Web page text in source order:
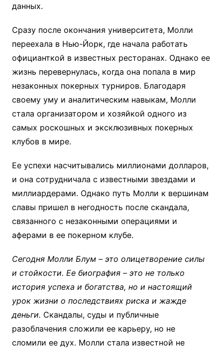
данных.
Сразу после окончания университета, Молли
переехала в Нью-Йорк, где начала работать
официанткой в известных ресторанах. Однако ее
жизнь перевернулась, когда она попала в мир
незаконных покерных турниров. Благодаря
своему уму и аналитическим навыкам, Молли
стала организатором и хозяйкой одного из
самых роскошных и эксклюзивных покерных
клубов в мире.
Ее успехи насчитывались миллионами долларов,
и она сотрудничала с известными звездами и
миллиардерами. Однако путь Молли к вершинам
славы пришел в негодность после скандала,
связанного с незаконными операциями и
аферами в ее покерном клубе.
Сегодня Молли Блум – это олицетворение силы
и стойкости. Ее биография – это не только
история успеха и богатства, но и настоящий
урок жизни о последствиях риска и жажде
деньги. Скандалы, суды и публичные
разоблачения сложили ее карьеру, но не
сломили ее дух. Молли стала известной не